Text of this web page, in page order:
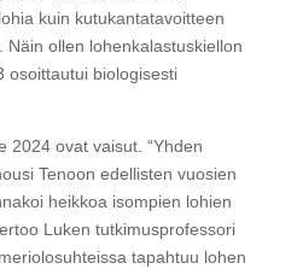
kuin kutukantatavoitteen
Näin ollen lohenkalastuskiellon
osoittautui biologisesti
2024 ovat vaisut. “Yhden
Tenoon edellisten vuosien
heikkoa isompien lohien
Luken tutkimusprofessori
tapahtuu lohen